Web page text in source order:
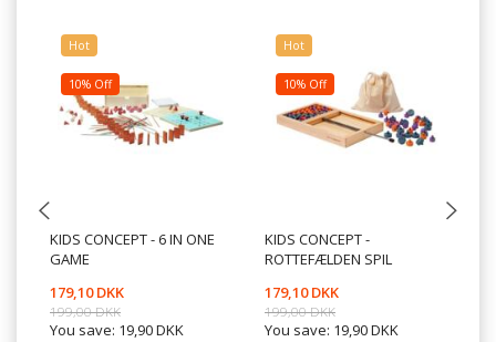
Hot
10% Off
KIDS CONCEPT - 6 IN ONE
GAME
179,10 DKK
199,00 DKK
You save: 19,90 DKK
Hot
10% Off
KIDS CONCEPT -
ROTTEFÆLDEN SPIL
179,10 DKK
199,00 DKK
You save: 19,90 DKK